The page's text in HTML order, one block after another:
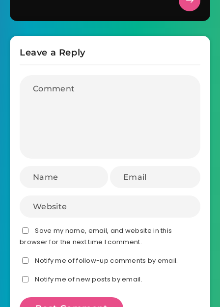
Leave a Reply
Save my name, email, and website in this
browser for the next time I comment.
Notify me of follow-up comments by email.
Notify me of new posts by email.